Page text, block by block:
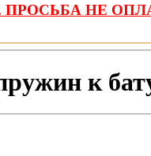
НЕ
к